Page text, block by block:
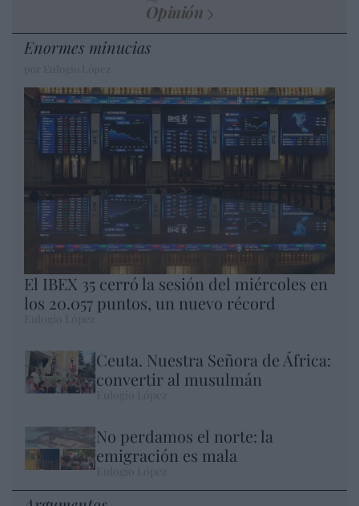
Opinión
Enormes minucias
El IBEX 35 cerró la sesión del miércoles en
los 20.057 puntos, un nuevo récord
Ceuta. Nuestra Señora de África:
convertir al musulmán
No perdamos el norte: la
emigración es mala